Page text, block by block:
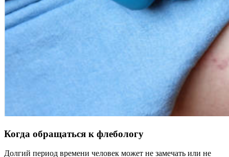
Когда обращаться к флебологу
Долгий период времени человек может не замечать или не